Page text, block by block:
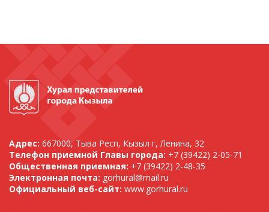
Адрес: 667000, Тыва Респ, Кызыл г, Ленина, 32
Телефон приемной Главы города: +7 (39422) 2-05-71
Общественная приемная: +7 (39422) 2-48-35
Электронная почта: gorhural@mail.ru
Официальный веб-сайт: www.gorhural.ru